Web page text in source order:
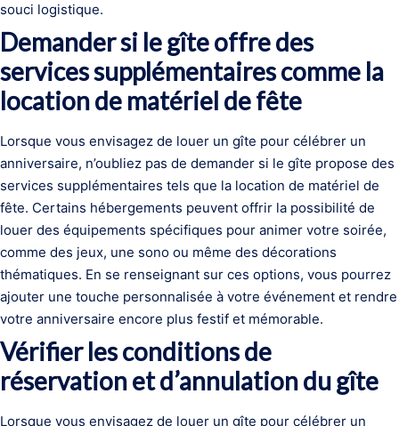
souci logistique.
Demander si le gîte offre des
services supplémentaires comme la
location de matériel de fête
Lorsque vous envisagez de louer un gîte pour célébrer un
anniversaire, n’oubliez pas de demander si le gîte propose des
services supplémentaires tels que la location de matériel de
fête. Certains hébergements peuvent offrir la possibilité de
louer des équipements spécifiques pour animer votre soirée,
comme des jeux, une sono ou même des décorations
thématiques. En se renseignant sur ces options, vous pourrez
ajouter une touche personnalisée à votre événement et rendre
votre anniversaire encore plus festif et mémorable.
Vérifier les conditions de
réservation et d’annulation du gîte
Lorsque vous envisagez de louer un gîte pour célébrer un